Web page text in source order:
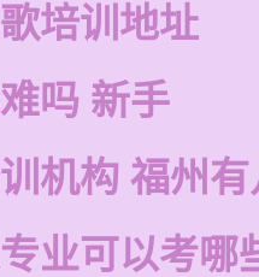
培训地址
吗 新手
机构 福州
业可以考哪